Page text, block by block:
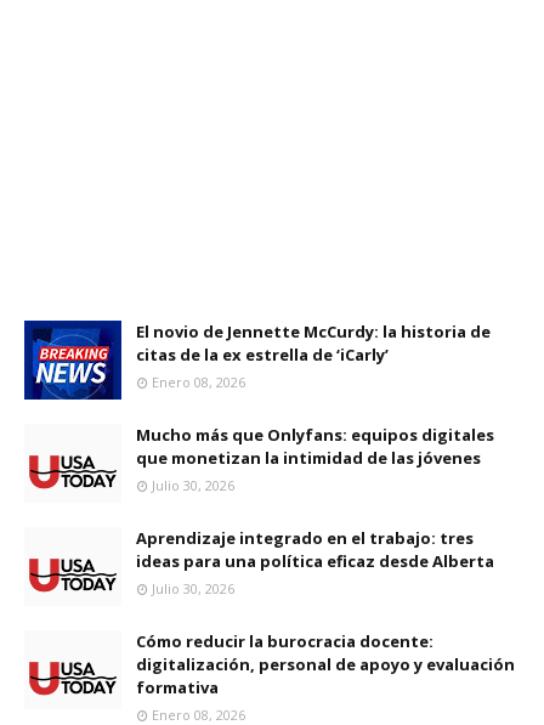
El novio de Jennette McCurdy: la historia de
citas de la ex estrella de ‘iCarly’
Enero 08, 2026
Mucho más que Onlyfans: equipos digitales
que monetizan la intimidad de las jóvenes
Julio 30, 2026
Aprendizaje integrado en el trabajo: tres
ideas para una política eficaz desde Alberta
Julio 30, 2026
Cómo reducir la burocracia docente:
digitalización, personal de apoyo y evaluación
formativa
Enero 08, 2026